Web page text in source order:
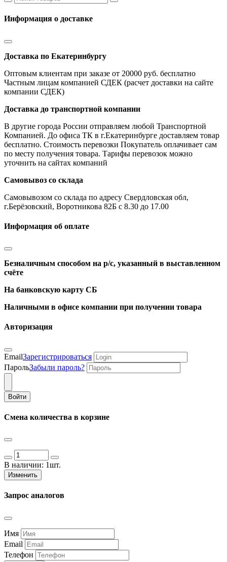
Информация о доставке
Доставка по Екатеринбургу
Оптовым клиентам при заказе от 20000 руб. бесплатно
Частным лицам компанией СДЕК (расчет доставки на сайте
компании СДЕК)
Доставка до транспортной компании
В другие города России отправляем любой Транспортной
Компанией. До офиса ТК в г.Екатеринбурге доставляем товар
бесплатно. Стоимость перевозки Покупатель оплачивает сам
по месту получения товара. Тарифы перевозок можно
уточнить на сайтах компаний
Самовывоз со склада
Самовывозом со склада по адресу Свердловская обл,
г.Берёзовский, Воротникова 82Б с 8.30 до 17.00
Информация об оплате
Безналичным способом на р/с, указанный в выставленном
счёте
На банковскую карту СБ
Наличными в офисе компании при получении товара
Авторизация
EmailЗарегистрироваться
ПарольЗабыли пароль?
Войти
Смена количества в корзине
В наличии: 1шт.
Изменить
Запрос аналогов
Имя
Email
Телефон